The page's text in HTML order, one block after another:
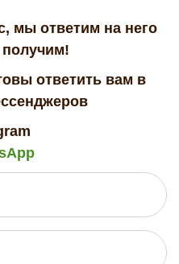
мы ответим на него
получим!
ответить вам в